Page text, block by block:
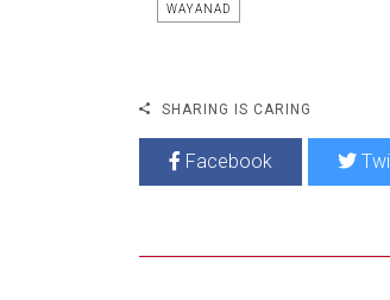
WAYANAD
SHARING IS CARING
Facebook